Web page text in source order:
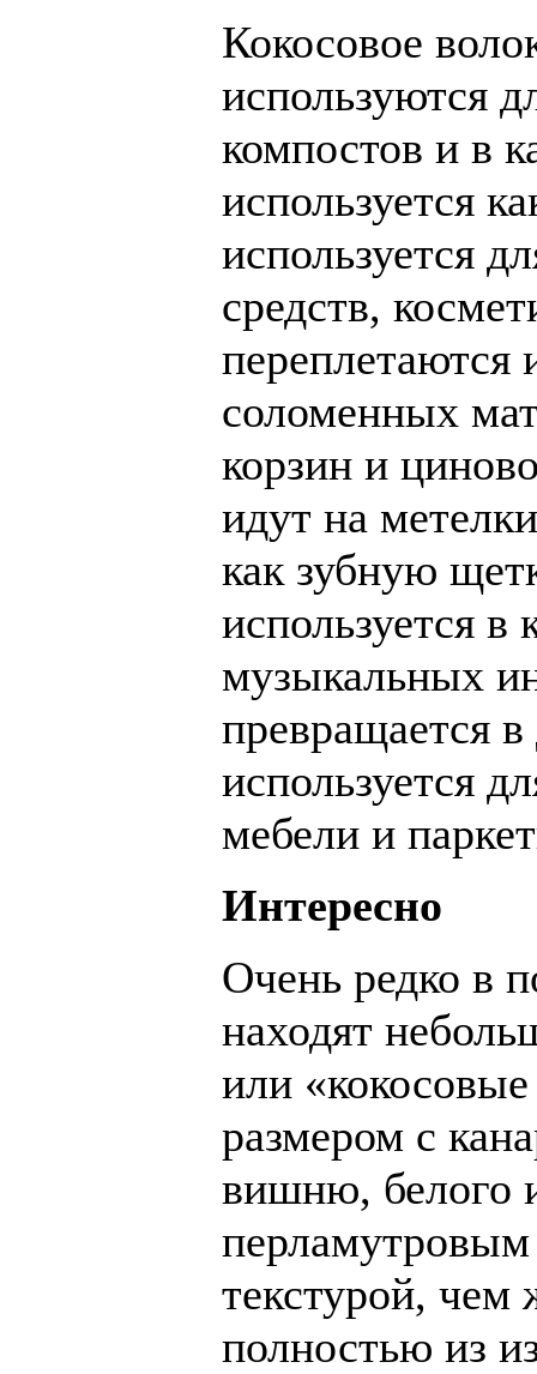
Кокосовое
используются
компостов и в
используется
используется
средств,
переплетаются
соломенных
корзин и
идут на
как зубную
используется в
музыкальных
превращается
используется
мебели и
Интересно
Очень редко в
находят
или
размером с
вишню, белого
перламутровым
текстурой, чем
полностью из